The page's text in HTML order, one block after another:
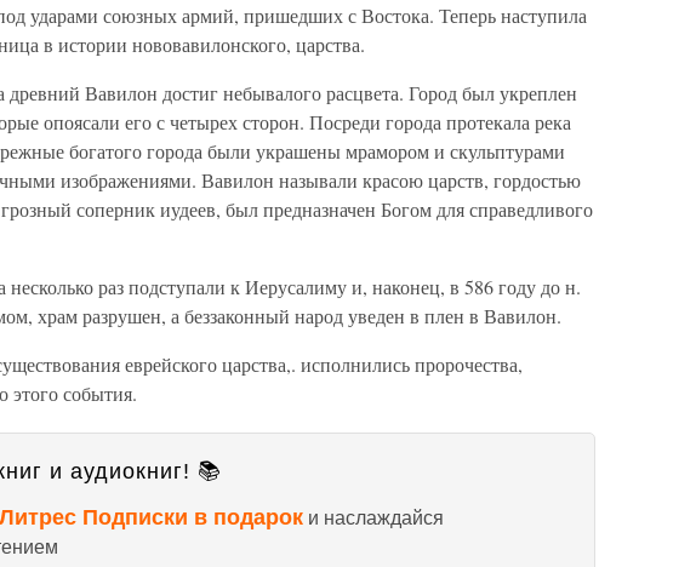
ударами союзных армий, пришедших с Востока. Теперь наступила
в истории нововавилонского, царства.
Вавилон достиг небывалого расцвета. Город был укреплен
опоясали его с четырех сторон. Посреди города протекала река
богатого города были украшены мрамором и скульптурами
изображениями. Вавилон называли красою царств, гордостью
соперник иудеев, был предназначен Богом для справедливого
раз подступали к Иерусалиму и, наконец, в 586 году до н.
храм разрушен, а беззаконный народ уведен в плен в Вавилон.
еврейского царства,. исполнились пророчества,
этого события.
и аудиокниг! 📚
Подписки в подарок и наслаждайся